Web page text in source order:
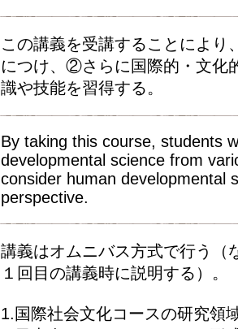
この講義を受講することによ
につけ、②さらに国際的・文化
識や技能を習得する。
By taking this course, students
developmental science from
consider human developmental
perspective.
講義はオムニバス方式で行う（
１回目の講義時に説明する）。
1.国際社会文化コースの研究領